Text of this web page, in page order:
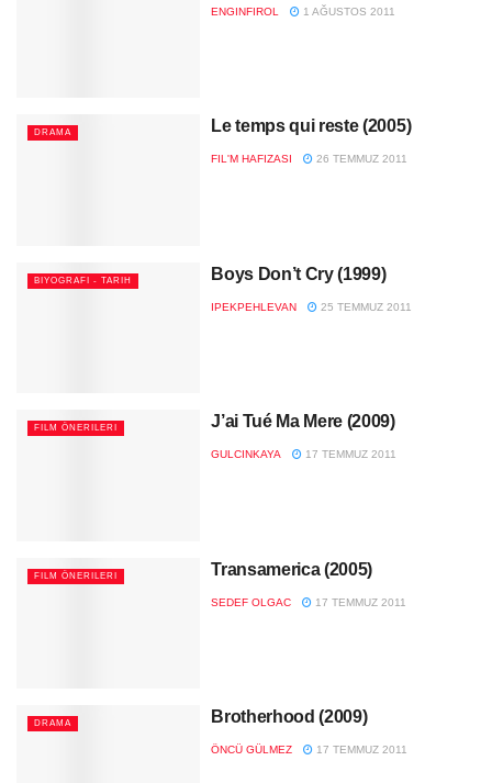
ENGINFIROL 1 AĞUSTOS 2011
DRAMA Le temps qui reste (2005)
FIL'M HAFIZASI 26 TEMMUZ 2011
BIYOGRAFI - TARIH Boys Don’t Cry (1999)
IPEKPEHLEVAN 25 TEMMUZ 2011
FILM ÖNERILERI J’ai Tué Ma Mere (2009)
GULCINKAYA 17 TEMMUZ 2011
FILM ÖNERILERI Transamerica (2005)
SEDEF OLGAC 17 TEMMUZ 2011
DRAMA Brotherhood (2009)
ÖNCÜ GÜLMEZ 17 TEMMUZ 2011